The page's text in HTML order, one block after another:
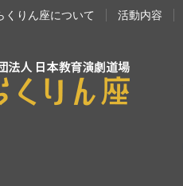
くりん座について 活動内容